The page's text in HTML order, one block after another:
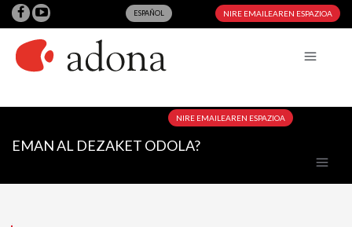
ESPAÑOL NIRE EMAILEAREN ESPAZIOA
NIRE EMAILEAREN ESPAZIOA
EMAN AL DEZAKET ODOLA?